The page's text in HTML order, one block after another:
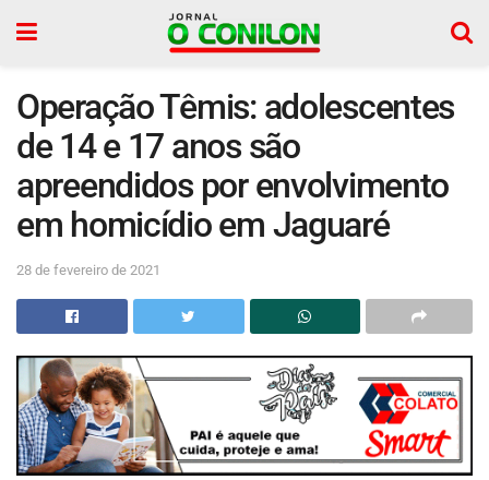
Operação Têmis: adolescentes
de 14 e 17 anos são
apreendidos por envolvimento
em homicídio em Jaguaré
28 de fevereiro de 2021